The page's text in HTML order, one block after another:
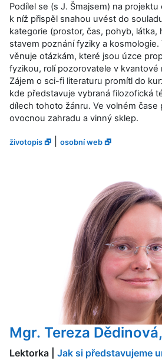
Podílel se (s J. Šmajsem) na
k níž přispěl snahou uvést do
kategorie (prostor, čas, pohyb, látka,
stavem poznání fyziky a
věnuje otázkám, které jsou úzce
fyzikou, rolí pozorovatele v kvantové
Zájem o sci-fi literaturu promítl do
kde představuje vybraná filozofická
dílech tohoto žánru. Ve volném čase
ovocnou zahradu a vinný sklep.
životopis 🗗 osobní web 🗗
Mgr. Tereza
Lektorka | Jak si představujeme